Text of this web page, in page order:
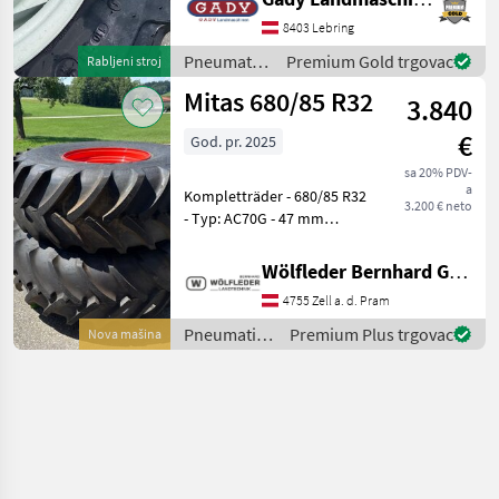
Rabljeni stroj
Team der Gady Family
bedankt sich für Ihr
Interesse und freu
8403 Lebring
Pneumatici/
Gume/
Naplatci /
Premium Gold trgovac
Nova mašina
Mitas 680/85 R32
3.840
€
sa 20% PDV-
a
3.200 € neto
God. pr. 2025
Kompletträder - 680/85 R32
- Typ: AC70G - 47 mm
x 32 Felge - AS-Profil -
Schlauchlos - SI: A8 / B =
40km/h / 50 km/h
Geschwindigkeit - LI:
Wölfleder Bernhard GmbH
4755 Zell a. d. Pram
Pneumatici/
Gume/
Premium Plus trgovac